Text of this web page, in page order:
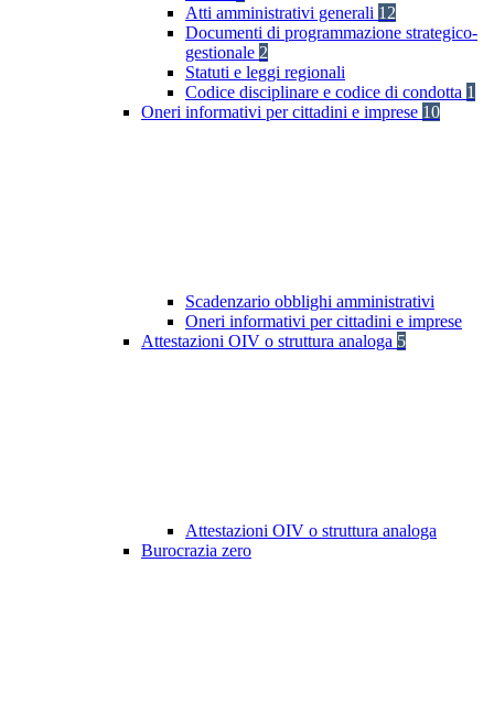
Atti amministrativi generali 12
Documenti di programmazione strategico-
gestionale 2
Statuti e leggi regionali
Codice disciplinare e codice di condotta 1
Oneri informativi per cittadini e imprese 10
Scadenzario obblighi amministrativi
Oneri informativi per cittadini e imprese
Attestazioni OIV o struttura analoga 5
Attestazioni OIV o struttura analoga
Burocrazia zero